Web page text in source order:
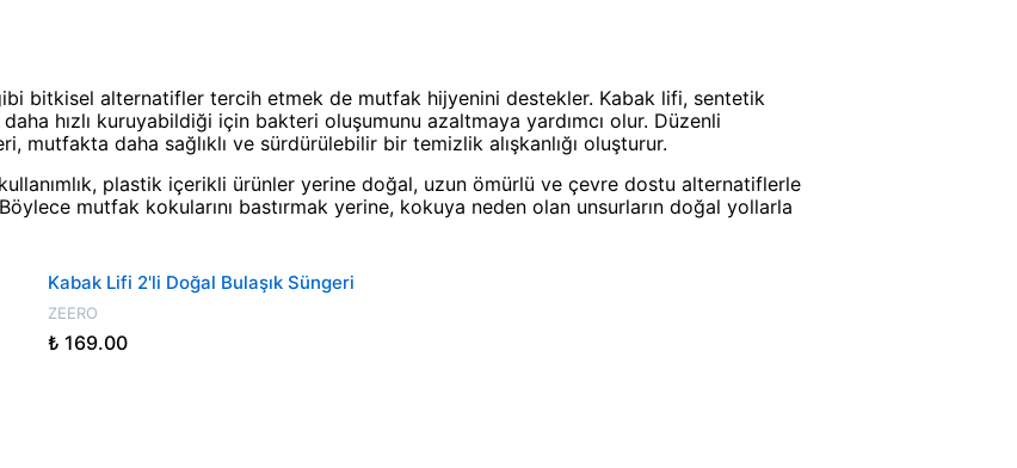
bitkisel alternatifler tercih etmek de mutfak hijyenini destekler. Kabak lifi, sentetik
hızlı kuruyabildiği için bakteri oluşumunu azaltmaya yardımcı olur. Düzenli
mutfakta daha sağlıklı ve sürdürülebilir bir temizlik alışkanlığı oluşturur.
plastik içerikli ürünler yerine doğal, uzun ömürlü ve çevre dostu alternatiflerle
mutfak kokularını bastırmak yerine, kokuya neden olan unsurların doğal yollarla
Kabak Lifi 2'li Doğal Bulaşık Süngeri
ZEERO
₺ 169.00